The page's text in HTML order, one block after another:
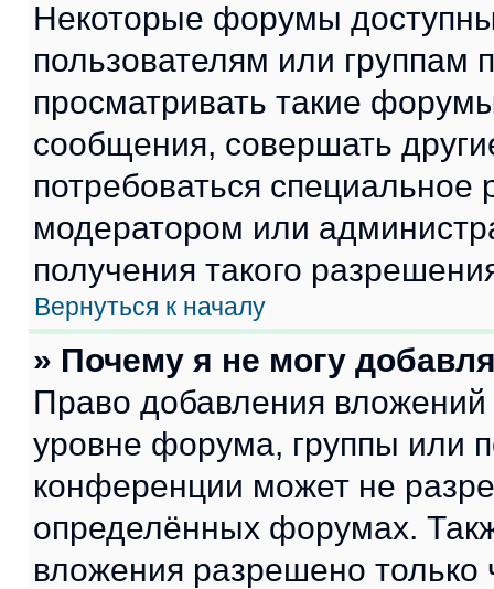
Некоторые форумы
пользователям или группам
просматривать такие
сообщения, совершать
потребоваться
модератором или
получения такого
Вернуться к началу
» Почему я не могу
Право добавления
уровне форума, группы или
конференции может не
определённых форумах.
вложения разрешено